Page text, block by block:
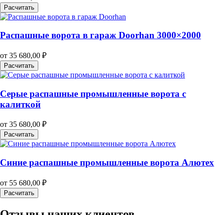
Расчитать
Распашные ворота в гараж Doorhan 3000×2000
от 35 680,00 ₽
Расчитать
Серые распашные промышленные ворота с
калиткой
от 35 680,00 ₽
Расчитать
Синие распашные промышленные ворота Алютех
от 55 680,00 ₽
Расчитать